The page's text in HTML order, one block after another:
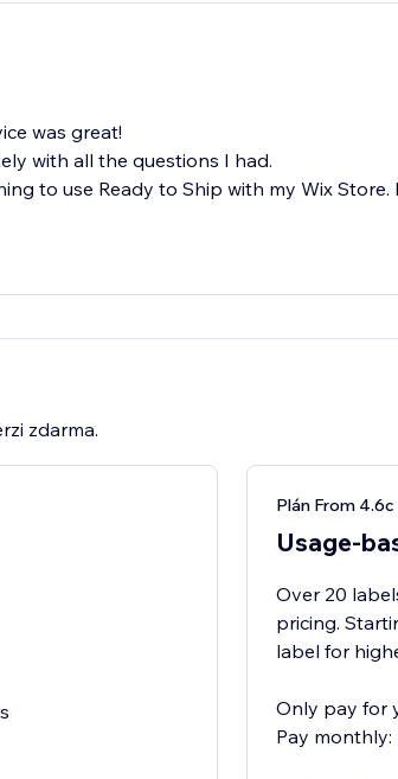
was great!
with all the questions I had.
to use Ready to Ship with my Wix Store.
zdarma.
Plán From 4.6c
Usage-
Over 20
pricing.
label for
Only pay for
Pay monthly: